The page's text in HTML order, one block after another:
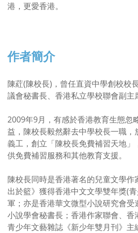
港，更愛香港。
作者簡介
陳葒(陳校長)，曾任直資中學創校校
議會秘書長、香港私立學校聯會副主
2009年9月，有感於香港教育生態忽
益，陳校長毅然辭去中學校長一職
義工，創立「陳校長免費補習天地」
供免費補習服務和其他教育支援。
陳校長同時是香港著名的兒童文學
出於籃》獲得香港中文文學雙年獎(
軍；亦是香港華文微型小說研究會受
小說學會秘書長；香港作家聯會、香
青少年文藝雜誌《新少年雙月刊》主